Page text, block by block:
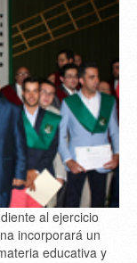
al ejercicio
incorporará un
educativa y